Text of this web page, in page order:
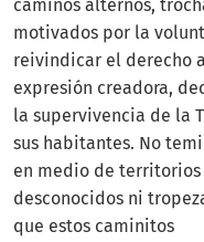
caminos alternos,
motivados por la
reivindicar el derecho
expresión creadora,
la supervivencia de la
sus habitantes. No
en medio de territorios
desconocidos ni
que estos caminitos